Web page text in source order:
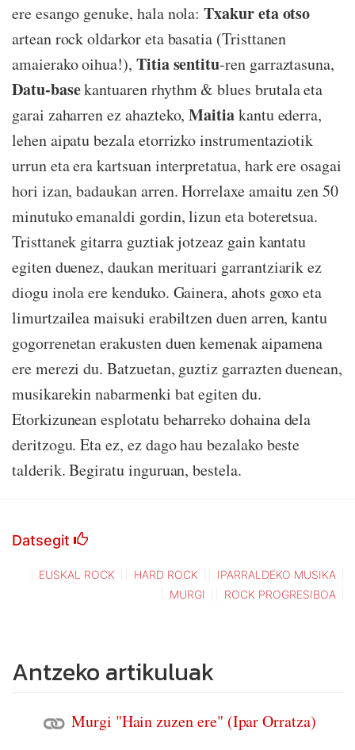
ere esango genuke, hala nola:Txakur eta otso
artean rock oldarkor eta basatia (Tristtanen
amaierako oihua!), Titia sentitu-ren garraztasuna,
Datu-basekantuaren rhythm & blues brutala eta
garai zaharren ez ahazteko,Maitiakantu ederra,
lehen aipatu bezala etorrizko instrumentaziotik
urrun eta era kartsuan interpretatua, hark ere osagai
hori izan, badaukan arren. Horrelaxe amaitu zen 50
minutuko emanaldi gordin, lizun eta boteretsua.
Tristtanek gitarra guztiak jotzeaz gain kantatu
egiten duenez, daukan merituari garrantziarik ez
diogu inola ere kenduko. Gainera, ahots goxo eta
limurtzailea maisuki erabiltzen duen arren, kantu
gogorrenetan erakusten duen kemenak aipamena
ere merezi du. Batzuetan, guztiz garrazten duenean,
musikarekin nabarmenki bat egiten du.
Etorkizunean esplotatu beharreko dohaina dela
deritzogu. Eta ez, ez dago hau bezalako beste
talderik. Begiratu inguruan, bestela.
Datsegit
EUSKAL ROCK HARD ROCK
IPARRALDEKO MUSIKA
MURGI
ROCK PROGRESIBOA
Antzeko artikuluak
Murgi "Hain zuzen ere" (Ipar Orratza)